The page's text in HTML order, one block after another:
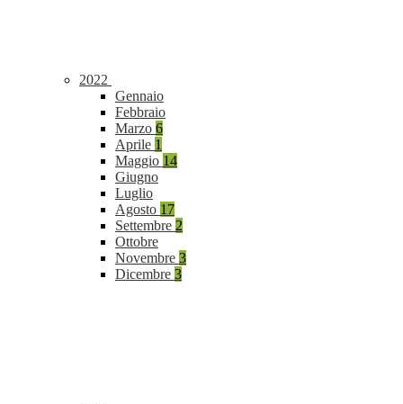
2022
Gennaio
Febbraio
Marzo 6
Aprile 1
Maggio 14
Giugno
Luglio
Agosto 17
Settembre 2
Ottobre
Novembre 3
Dicembre 3